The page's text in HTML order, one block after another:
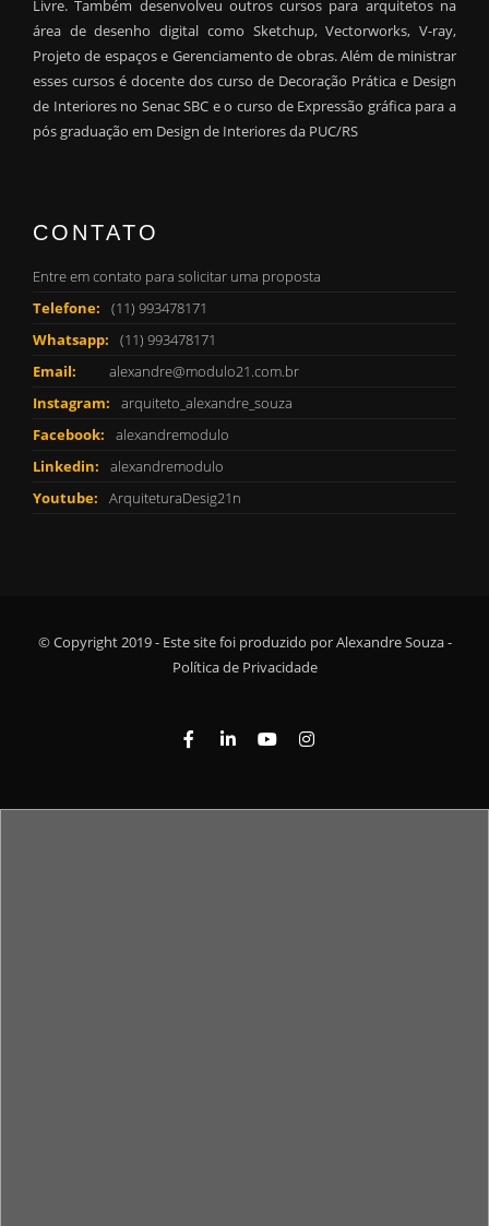
Livre. Também desenvolveu outros cursos para arquitetos na
área de desenho digital como Sketchup, Vectorworks, V-ray,
Projeto de espaços e Gerenciamento de obras. Além de ministrar
esses cursos é docente dos curso de Decoração Prática e Design
de Interiores no Senac SBC e o curso de Expressão gráfica para a
pós graduação em Design de Interiores da PUC/RS
CONTATO
Entre em contato para solicitar uma proposta
Telefone:
(11) 993478171
Whatsapp:
(11) 993478171
Email:
alexandre@modulo21.com.br
Instagram:
arquiteto_alexandre_souza
Facebook:
alexandremodulo
Linkedin:
alexandremodulo
Youtube:
ArquiteturaDesig21n
© Copyright 2019 - Este site foi produzido por Alexandre Souza -
Política de Privacidade